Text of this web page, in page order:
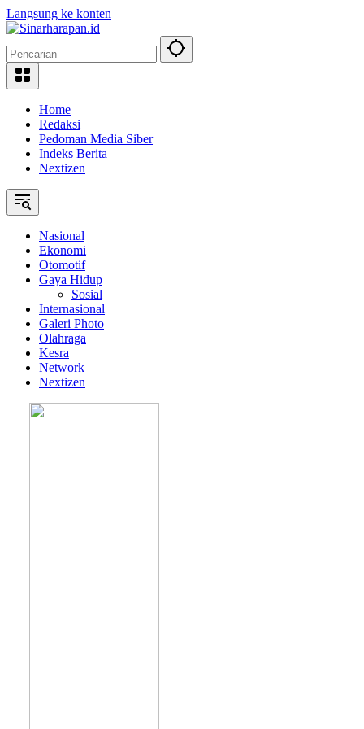
Langsung ke konten
Home
Redaksi
Pedoman Media Siber
Indeks Berita
Nextizen
Nasional
Ekonomi
Otomotif
Gaya Hidup
Sosial
Internasional
Galeri Photo
Olahraga
Kesra
Network
Nextizen